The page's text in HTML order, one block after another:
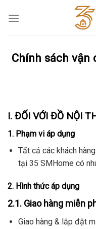
Chính sách vận
I. ĐỐI VỚI ĐỒ NỘI
1. Phạm vi áp dụng
Tất cả các khách
tại 35 SMHome có
2. Hình thức áp dụng
2.1. Giao hàng miễn
Giao hàng & lắp đặt